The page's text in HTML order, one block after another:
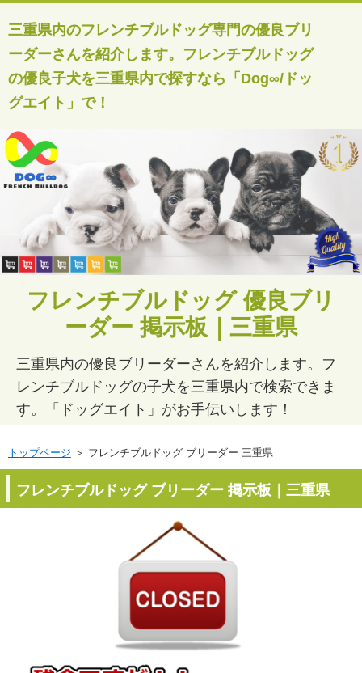
三重県内のフレンチブルドッグ専門の優良ブリ
ーダーさんを紹介します。フレンチブルドッグ
の優良子犬を三重県内で探すなら「Dog∞/ドッ
グエイト」で！
フレンチブルドッグ 優良ブリ
ーダー 掲示板｜三重県
三重県内の優良ブリーダーさんを紹介します。フ
レンチブルドッグの子犬を三重県内で検索できま
す。「ドッグエイト」がお手伝いします！
トップページ ＞ フレンチブルドッグ ブリーダー 三重県
フレンチブルドッグ ブリーダー 掲示板｜三重県